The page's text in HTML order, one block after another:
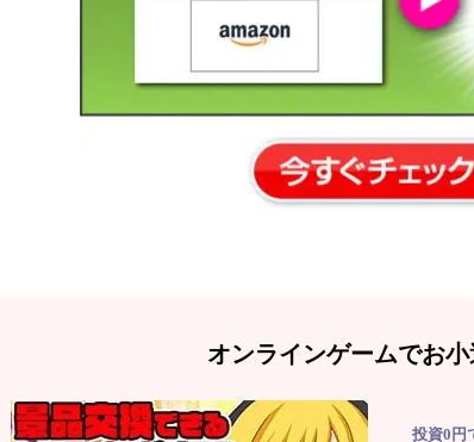
オンラインゲームでお小
投資0円